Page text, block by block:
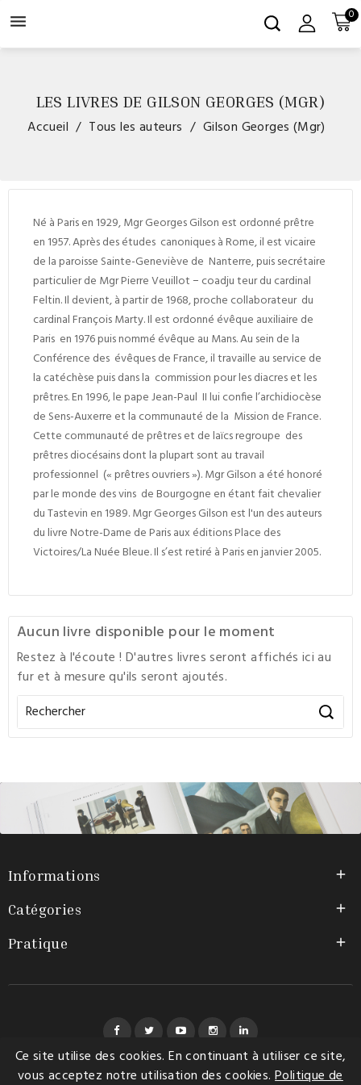
 0
LES LIVRES DE GILSON GEORGES (MGR)
Accueil Tous les auteurs Gilson Georges (Mgr)
Né à Paris en 1929, Mgr Georges Gilson est ordonné prêtre
en 1957. Après des études canoniques à Rome, il est vicaire
de la paroisse Sainte-Geneviève de Nanterre, puis secrétaire
particulier de Mgr Pierre Veuillot − coadju teur du cardinal
Feltin. Il devient, à partir de 1968, proche collaborateur du
cardinal François Marty. Il est ordonné évêque auxiliaire de
Paris en 1976 puis nommé évêque au Mans. Au sein de la
Conférence des évêques de France, il travaille au service de
la catéchèse puis dans la commission pour les diacres et les
prêtres. En 1996, le pape Jean-Paul II lui confie l’archidiocèse
de Sens-Auxerre et la communauté de la Mission de France.
Cette communauté de prêtres et de laïcs regroupe des
prêtres diocésains dont la plupart sont au travail
professionnel (« prêtres ouvriers »). Mgr Gilson a été honoré
par le monde des vins de Bourgogne en étant fait chevalier
du Tastevin en 1989. Mgr Georges Gilson est l'un des auteurs
du livre Notre-Dame de Paris aux éditions Place des
Victoires/La Nuée Bleue. Il s’est retiré à Paris en janvier 2005.
Aucun livre disponible pour le moment
Restez à l'écoute ! D'autres livres seront affichés ici au
fur et à mesure qu'ils seront ajoutés.
Informations 
Catégories 
Pratique 
Ce site utilise des cookies. En continuant à utiliser ce site,
vous acceptez notre utilisation des cookies. Politique de
FacebookTwitterYouTubeInstagram